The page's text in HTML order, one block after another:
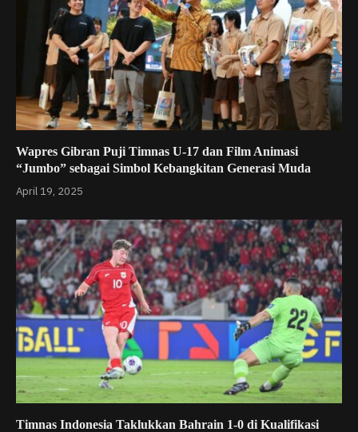
Wapres Gibran Puji Timnas U-17 dan Film Animasi
“Jumbo” sebagai Simbol Kebangkitan Generasi Muda
April 19, 2025
Timnas Indonesia Taklukkan Bahrain 1-0 di Kualifikasi